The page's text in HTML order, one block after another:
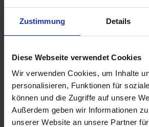
Zustimmung Details
Diese Webseite verwendet Cookies
Wir verwenden Cookies, um Inhalte
personalisieren, Funktionen für
können und die Zugriffe auf unsere
Außerdem geben wir Informationen
unserer Website an unsere Partner
18,34 € / St
Anmelden für Ihren
5,21 € / St